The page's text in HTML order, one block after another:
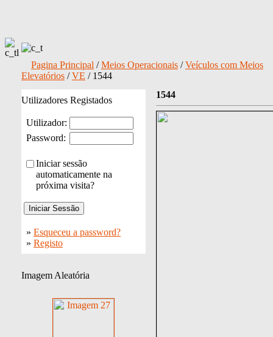
Pagina Principal /Meios Operacionais /Veículos com Meios
Elevatórios /VE / 1544
Utilizadores Registados
Utilizador:
Password:
Iniciar sessão
automaticamente na
próxima visita?
» Esqueceu a password?
» Registo
Imagem Aleatória
1544